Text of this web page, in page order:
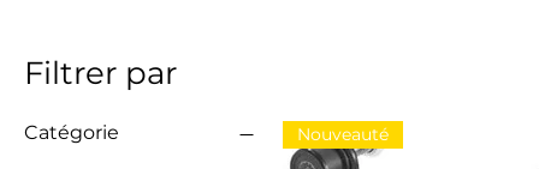
Filtrer par
Catégorie Nouveauté